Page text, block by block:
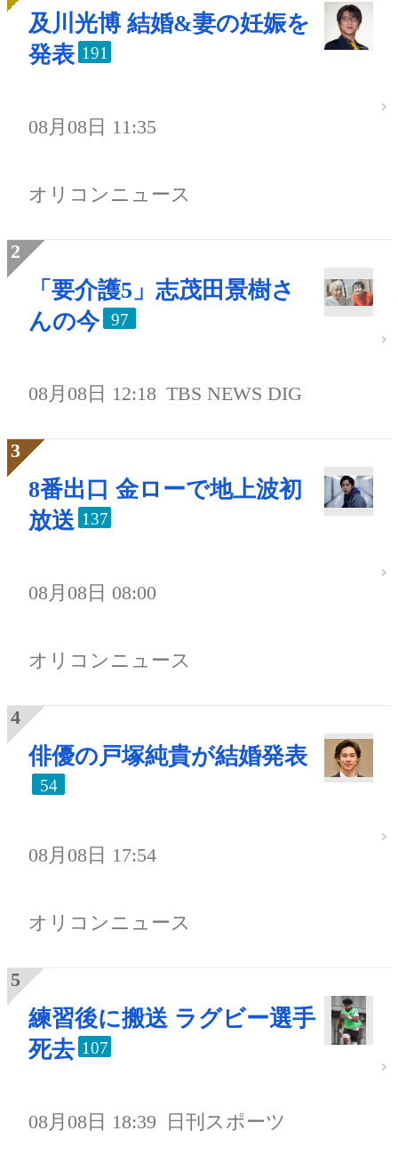
及川光博 結婚&妻の妊娠を
発表 191
08月08日 11:35
オリコンニュース
「要介護5」志茂田景樹さ
んの今
97
08月08日 12:18 TBS NEWS DIG
8番出口 金ローで地上波初
放送 137
08月08日 08:00
オリコンニュース
俳優の戸塚純貴が結婚発表
54
08月08日 17:54
オリコンニュース
練習後に搬送 ラグビー選手
死去 107
08月08日 18:39 日刊スポーツ